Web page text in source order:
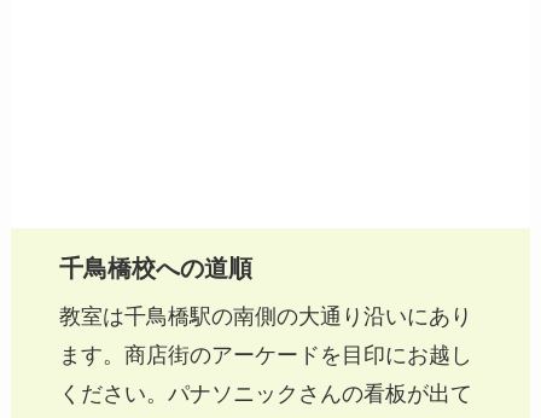
千鳥橋校への道順
教室は千鳥橋駅の南側の大通り沿いにあり
ます。商店街のアーケードを目印にお越し
ください。パナソニックさんの看板が出て